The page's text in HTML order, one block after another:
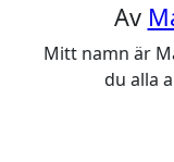
Av
Mitt namn är
du alla